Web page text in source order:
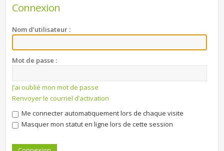
Connexion
Nom d’utilisateur :
Mot de passe :
J’ai oublié mon mot de passe
Renvoyer le courriel d’activation
Me connecter automatiquement lors de chaque visite
Masquer mon statut en ligne lors de cette session